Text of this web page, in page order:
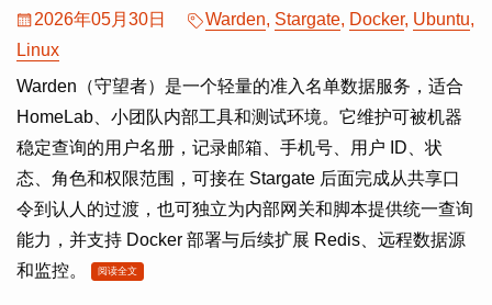
2026年05月30日 Warden, Stargate, Docker, Ubuntu,
Linux
Warden（守望者）是一个轻量的准入名单数据服务，适合
HomeLab、小团队内部工具和测试环境。它维护可被机器
稳定查询的用户名册，记录邮箱、手机号、用户 ID、状
态、角色和权限范围，可接在 Stargate 后面完成从共享口
令到认人的过渡，也可独立为内部网关和脚本提供统一查询
能力，并支持 Docker 部署与后续扩展 Redis、远程数据源
和监控。
阅读全文